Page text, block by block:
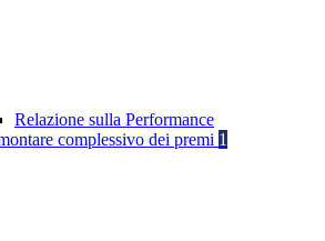
Relazione sulla Performance
complessivo dei premi 1